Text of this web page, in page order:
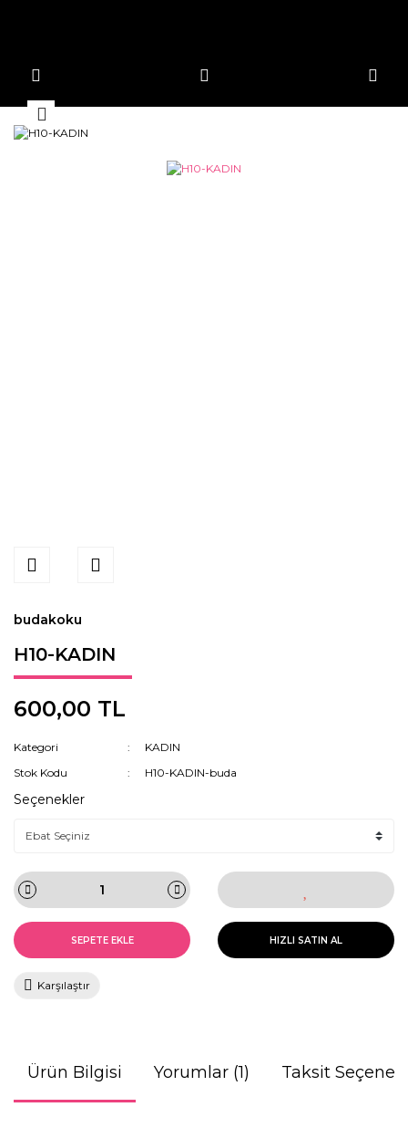
budakoku
H10-KADIN
600,00 TL
Kategori
KADIN
Stok Kodu
H10-KADIN-buda
Seçenekler
SEPETE EKLE HIZLI SATIN AL
Karşılaştır
Ürün Bilgisi Yorumlar (1) Taksit